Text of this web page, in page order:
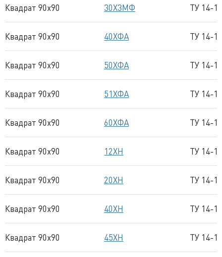
Квадрат 90x90 30Х3МФ ТУ 14-
Квадрат 90x90 40ХФА ТУ 14-
Квадрат 90x90 50ХФА ТУ 14-
Квадрат 90x90 51ХФА ТУ 14-
Квадрат 90x90 60ХФА ТУ 14-
Квадрат 90x90 12ХН ТУ 14-
Квадрат 90x90 20ХН ТУ 14-
Квадрат 90x90 40ХН ТУ 14-
Квадрат 90x90 45ХН ТУ 14-